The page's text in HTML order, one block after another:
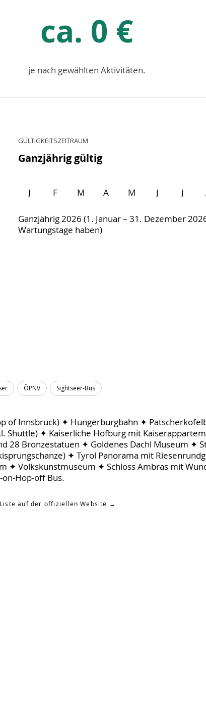
ca. 0 €
je nach gewählten Aktivitäten.
GÜLTIGKEITSZEITRAUM
Ganzjährig gültig
J F M A M J J
Ganzjährig 2026 (1. Januar – 31. Dezember
Wartungstage haben)
ÖPNV Sightseer-Bus
of Innsbruck) ✦ Hungerburgbahn ✦
Shuttle) ✦ Kaiserliche Hofburg mit
28 Bronzestatuen ✦ Goldenes Dachl Museum ✦
✦ Tyrol Panorama mit
✦ Volkskunstmuseum ✦ Schloss Ambras mit
Hop-off Bus.
auf der offiziellen Website →